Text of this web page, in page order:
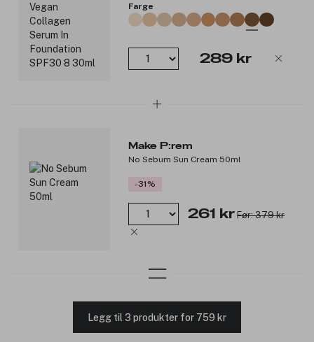
Farge
289 kr
Make P:rem
No Sebum Sun Cream 50ml
-31%
261 kr Før: 379 kr
Legg til 3 produkter for 759 kr